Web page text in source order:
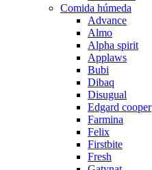
Comida húmeda
Advance
Almo
Alpha spirit
Applaws
Bubi
Dibaq
Disugual
Edgard cooper
Farmina
Felix
Firstbite
Fresh